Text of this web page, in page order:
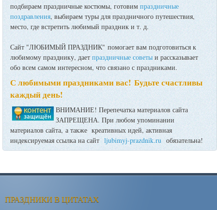
подбираем праздничные костюмы, готовимпраздничные
поздравления, выбираем туры для праздничного путешествия,
место, где встретить любимый праздник и т. д.
Сайт "ЛЮБИМЫЙ ПРАЗДНИК" помогает вам подготовиться к
любимому празднику, даетпраздничные советы и рассказывает
обо всем самом интересном, что связано с праздниками.
С любимыми праздниками вас! Будьте счастливы
каждый день!
ВНИМАНИЕ! Перепечатка материалов сайта
ЗАПРЕЩЕНА. При любом упоминании
материалов сайта, а также креативных идей, активная
индексируемая ссылка на сайт ljubimyj-prazdnik.ru обязательна!
ПРАЗДНИКИ В ЦИТАТАХ